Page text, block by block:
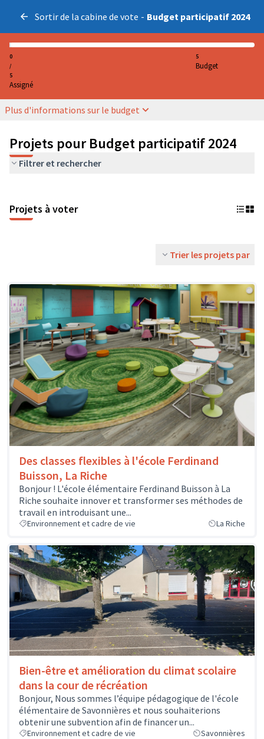
Sortir de la cabine de vote - Budget participatif 2024
0
/
5
Assigné
5
Budget
Plus d'informations sur le budget
Projets pour Budget participatif 2024
Filtrer et rechercher
Projets à voter
Trier les projets par
Des classes flexibles à l'école Ferdinand
Buisson, La Riche
Bonjour ! L'école élémentaire Ferdinand Buisson à La
Riche souhaite innover et transformer ses méthodes de
travail en introduisant une...
Environnement et cadre de vie La Riche
Bien-être et amélioration du climat scolaire
dans la cour de récréation
Bonjour, Nous sommes l’équipe pédagogique de l'école
élémentaire de Savonnières et nous souhaiterions
obtenir une subvention afin de financer un...
Environnement et cadre de vie Savonnières